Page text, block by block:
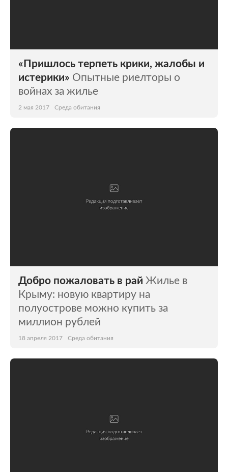
«Пришлось терпеть крики, жалобы и
истерики» Опытные риелторы о
войнах за жилье
2 мая 2017 Среда обитания
Добро пожаловать в рай Жилье в
Крыму: новую квартиру на
полуострове можно купить за
миллион рублей
18 апреля 2017 Среда обитания